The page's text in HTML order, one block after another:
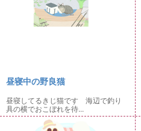
昼寝中の野良猫
昼寝してるきじ猫です 海辺で釣り
具の横でおこぼれを待...